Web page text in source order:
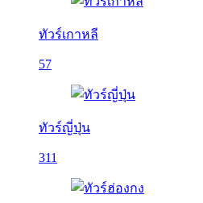
ทัวร์เกาหลี
57
ทัวร์ญี่ปุ่น
311